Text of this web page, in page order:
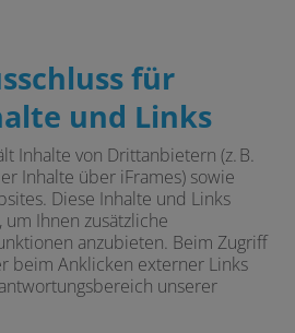
für
und Links
Inhalte von Drittanbietern (z. B.
Inhalte über iFrames) sowie
Diese Inhalte und Links
Ihnen zusätzliche
anzubieten. Beim Zugriff
beim Anklicken externer Links
unserer